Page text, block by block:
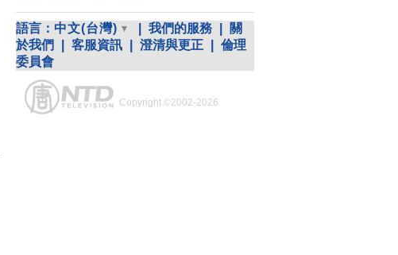
語言： 中文(台灣) 我們的服務
關
於我們
客服資訊 澄清與更正
倫理
委員會
Copyright ©2002-2026